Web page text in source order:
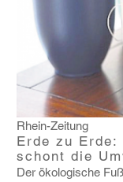
Rhein-Zeitung
Erde zu
schont die
Der ökolo­gi­sche